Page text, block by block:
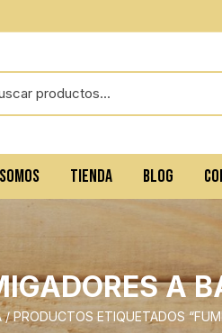
TIENDA BLOG
A
/ PRODUCTOS ETIQUETADOS